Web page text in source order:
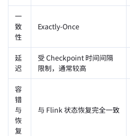
一
致
性
Exactly-Once
延
迟
受 Checkpoint 时间间隔
限制，通常较高
容
错
与
恢
复
与 Flink 状态恢复完全一致